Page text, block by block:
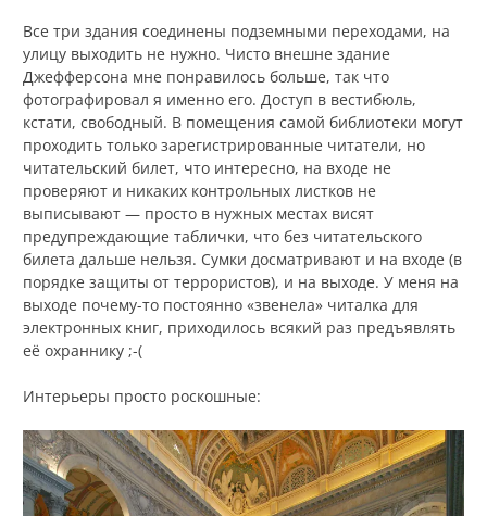
Все три здания соединены подземными переходами, на
улицу выходить не нужно. Чисто внешне здание
Джефферсона мне понравилось больше, так что
фотографировал я именно его. Доступ в вестибюль,
кстати, свободный. В помещения самой библиотеки могут
проходить только зарегистрированные читатели, но
читательский билет, что интересно, на входе не
проверяют и никаких контрольных листков не
выписывают — просто в нужных местах висят
предупреждающие таблички, что без читательского
билета дальше нельзя. Сумки досматривают и на входе (в
порядке защиты от террористов), и на выходе. У меня на
выходе почему-то постоянно «звенела» читалка для
электронных книг, приходилось всякий раз предъявлять
её охраннику ;-(
Интерьеры просто роскошные: